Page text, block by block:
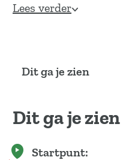
Lees verder
Dit ga je zien
Dit ga je zien
Startpunt: